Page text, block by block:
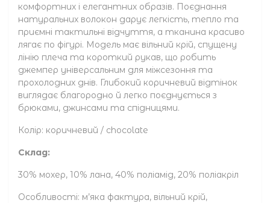
комфортних і елегантних образів. Поєднання
натуральних волокон дарує легкість, тепло та
приємні тактильні відчуття, а тканина красиво
лягає по фігурі. Модель має вільний крій, спущену
лінію плеча та короткий рукав, що робить
джемпер універсальним для міжсезоння та
прохолодних днів. Глибокий коричневий відтінок
виглядає благородно й легко поєднується з
брюками, джинсами та спідницями.
Колір: коричневий / chocolate
Склад:
30% мохер, 10% лана, 40% поліамід, 20% поліакріл
Особливості: м’яка фактура, вільний крій,